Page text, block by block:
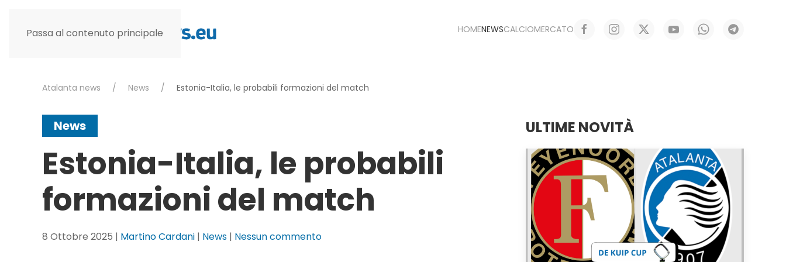
Passa al contenuto principale HOMENEWSCALCIOMERCATO
Atalanta news News Estonia-Italia, le probabili formazioni del match
News
Estonia-Italia, le probabili
formazioni del match
8 Ottobre 2025 | Martino Cardani | News | Nessun commentosu
ULTIME NOVITÀ